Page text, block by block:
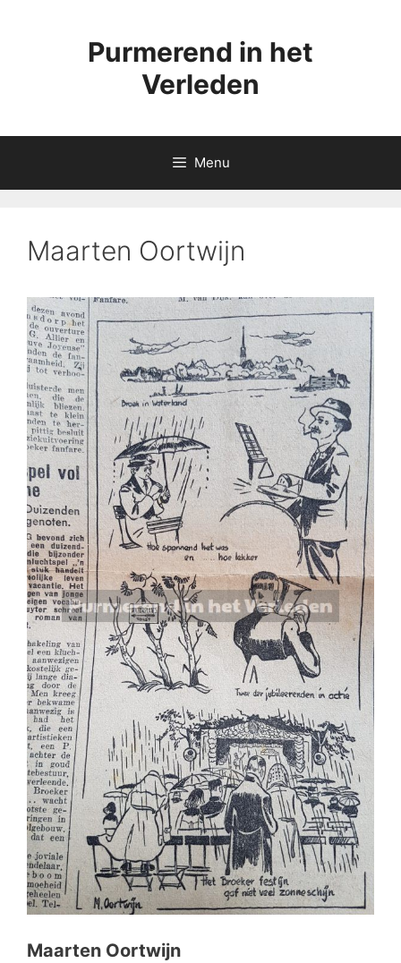
Purmerend in het
Verleden
Menu
Maarten Oortwijn
Maarten Oortwijn